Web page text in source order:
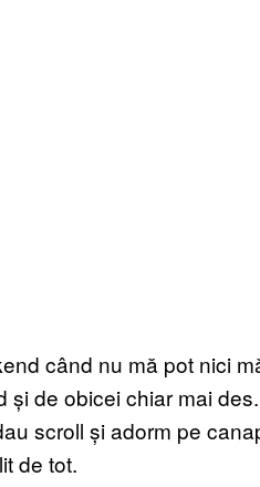
când nu mă pot nici
de obicei chiar mai
scroll și adorm pe
de tot.